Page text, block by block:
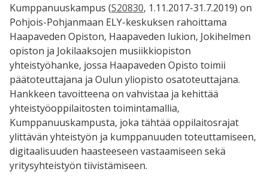
Kumppanuuskampus (S20830, 1.11.2017-31.7.2019) on
Pohjois­-Pohjanmaan ELY-keskuksen rahoittama
Haapaveden Opiston, Haapaveden lukion, Jokihelmen
opiston ja Jokilaaksojen musiikkiopiston
yhteistyöhanke, jossa Haapaveden Opisto toimii
päätoteuttajana ja Oulun yliopisto osatoteuttajana.
Hankkeen tavoitteena on vahvistaa ja kehittää
yhteistyöoppilaitosten toimintamallia,
Kumppanuuskampusta, joka tähtää oppilaitosrajat
ylittävän yhteistyön ja kumppanuuden toteuttamiseen,
digitaalisuuden haasteeseen vastaamiseen sekä
yritysyhteistyön tiivistämiseen.